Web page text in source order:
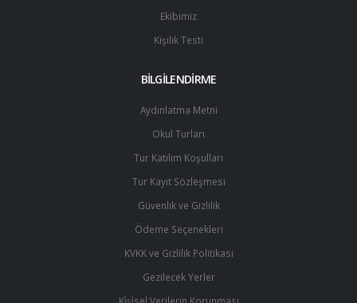
Ekibimiz
Kişilik Testi
BİLGİLENDİRME
Aydınlatma Metni
Okul Turları
Tur Katılım Koşulları
Tur Kayıt Sözleşmesi
Güvenlik ve Gizlilik
Ödeme Seçenekleri
KVKK ve Gizlilik Politikası
Gezilecek Yerler